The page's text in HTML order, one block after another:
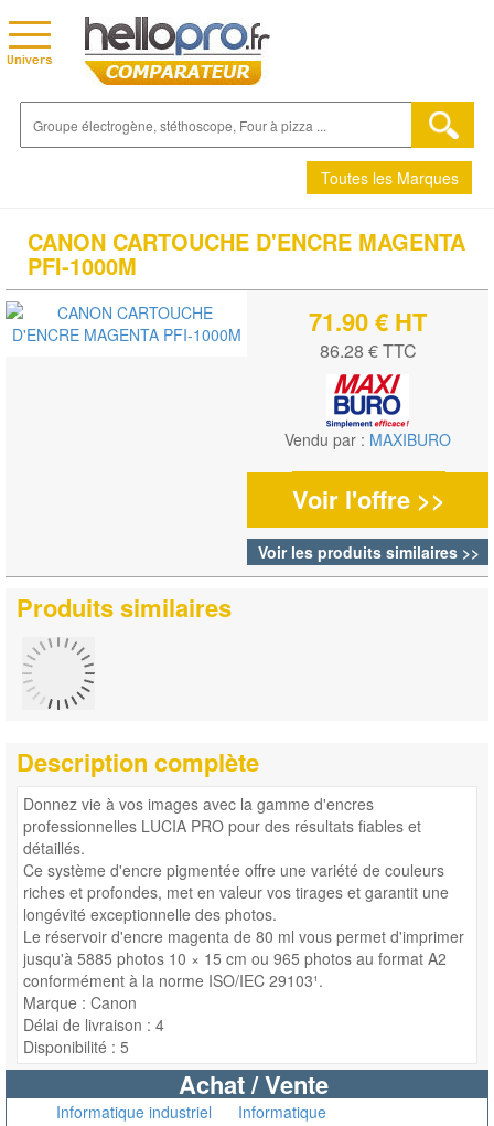
Toutes les Marques
CANON CARTOUCHE D'ENCRE MAGENTA
PFI-1000M
71.90 € HT
86.28 € TTC
Vendu par : MAXIBURO
Voir l'offre >>
Voir les produits similaires >>
Produits similaires
Description complète
Donnez vie à vos images avec la gamme d'encres
professionnelles LUCIA PRO pour des résultats fiables et
détaillés.
Ce système d'encre pigmentée offre une variété de couleurs
riches et profondes, met en valeur vos tirages et garantit une
longévité exceptionnelle des photos.
Le réservoir d'encre magenta de 80 ml vous permet d'imprimer
jusqu'à 5885 photos 10 × 15 cm ou 965 photos au format A2
conformément à la norme ISO/IEC 29103¹.
Marque : Canon
Délai de livraison : 4
Disponibilité : 5
Achat / Vente
Informatique industriel
Informatique